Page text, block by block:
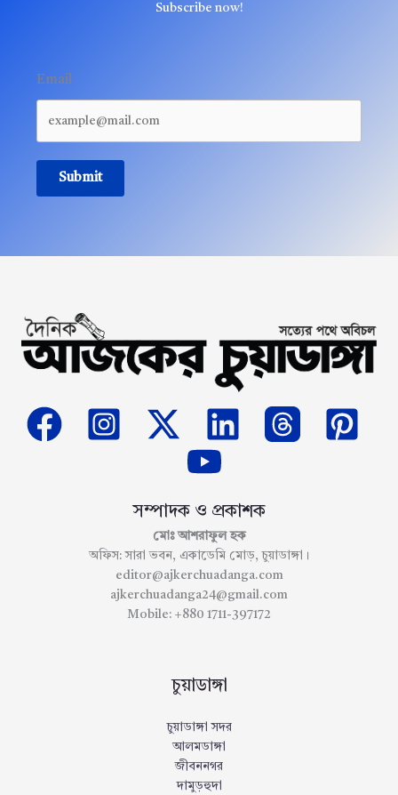
Subscribe now!
Email
Submit
সম্পাদক ও প্রকাশক
মোঃ আশরাফুল হক
অফিস: সারা ভবন, একাডেমি মোড়, চুয়াডাঙ্গা।
editor@ajkerchuadanga.com
ajkerchuadanga24@gmail.com
Mobile: +880 1711-397172
চুয়াডাঙ্গা
চুয়াডাঙ্গা সদর
আলমডাঙ্গা
জীবননগর
দামুড়হুদা